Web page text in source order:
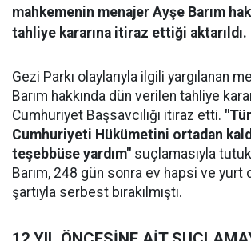
mahkemenin menajer Ayşe Barım
tahliye kararına itiraz ettiği aktarıldı.
Gezi Parkı olaylarıyla ilgili yargılanan
Barım hakkında dün verilen tahliye
Cumhuriyet Başsavcılığı itiraz etti.
Cumhuriyeti Hükümetini ortadan
teşebbüse yardım" suçlamasıyla
Barım, 248 gün sonra ev hapsi ve yurt
şartıyla serbest bırakılmıştı.